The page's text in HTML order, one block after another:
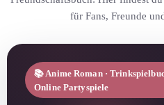
für Fans, Freunde
📚 Anime Roman ·
Online Partyspiele